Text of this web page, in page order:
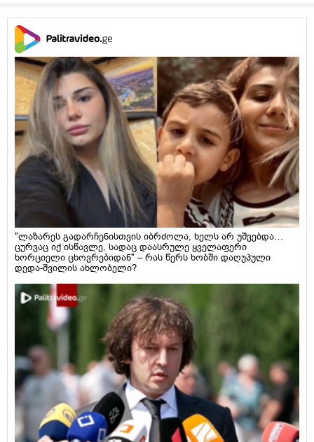
"ლაზარეს გადარჩენისთვის იბრძოლა, ხელს არ უშვებდა…
ცურვაც იქ ისწავლე, სადაც დაასრულე ყველაფერი
ხორციელი ცხოვრებიდან" – რას წერს ხობში დაღუპული
დედა-შვილის ახლობელი?